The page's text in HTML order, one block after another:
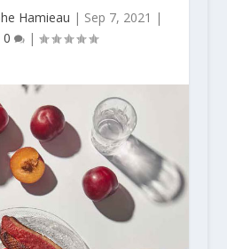
Hamieau | Sep 7, 2021 |
0 |